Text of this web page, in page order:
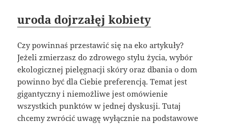
uroda dojrzałęj kobiety
Czy powinnaś przestawić się na eko artykuły?
Jeżeli zmierzasz do zdrowego stylu życia, wybór
ekologicznej pielęgnacji skóry oraz dbania o dom
powinno być dla Ciebie preferencją. Temat jest
gigantyczny i niemożliwe jest omówienie
wszystkich punktów w jednej dyskusji. Tutaj
chcemy zwrócić uwagę wyłącznie na podstawowe